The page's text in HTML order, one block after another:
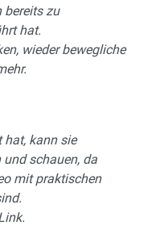
bereits zu
hat.
wieder bewegliche
hat, kann sie
schauen, da
mit praktischen